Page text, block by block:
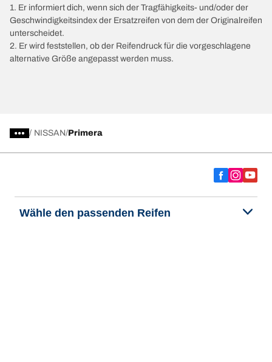
1. Er informiert dich, wenn sich der Tragfähigkeits- und/oder der
Geschwindigkeitsindex der Ersatzreifen von dem der Originalreifen
unterscheidet.
2. Er wird feststellen, ob der Reifendruck für die vorgeschlagene
alternative Größe angepasst werden muss.
/ NISSAN Primera
Wähle den passenden Reifen